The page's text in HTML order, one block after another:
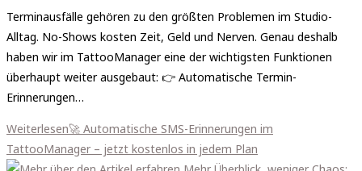
Terminausfälle gehören zu den größten Problemen im Studio-
Alltag. No-Shows kosten Zeit, Geld und Nerven. Genau deshalb
haben wir im TattooManager eine der wichtigsten Funktionen
überhaupt weiter ausgebaut: 👉 Automatische Termin-
Erinnerungen…
Weiterlesen🚀 Automatische SMS-Erinnerungen im
TattooManager – jetzt kostenlos in jedem Plan